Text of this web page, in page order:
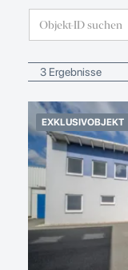
3 Ergebnisse
EXKLUSIVOBJEKT